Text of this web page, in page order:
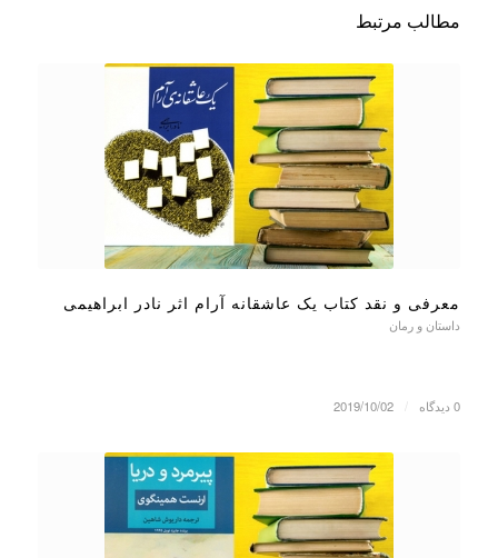
مطالب مرتبط
معرفی و نقد کتاب یک عاشقانه آرام اثر نادر ابراهیمی
داستان و رمان
0 دیدگاه 2019/10/02